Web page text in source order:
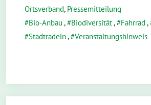
Ortsverband, Pressemitteilung
Bio-Anbau , Biodiversität, Fahrrad ,
Stadtradeln, Veranstaltungshinweis